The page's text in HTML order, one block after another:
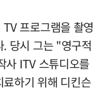
프로그램을 촬영
당시 그는 "영구적
사 ITV 스튜디오를
하기 위해 디킨슨